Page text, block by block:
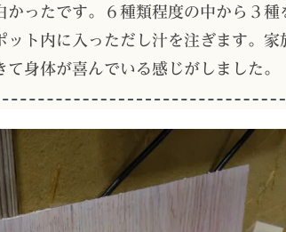
かったです。６種類程度の中から３
ット内に入っただし汁を注ぎます。家
身体が喜んでいる感じがしました。